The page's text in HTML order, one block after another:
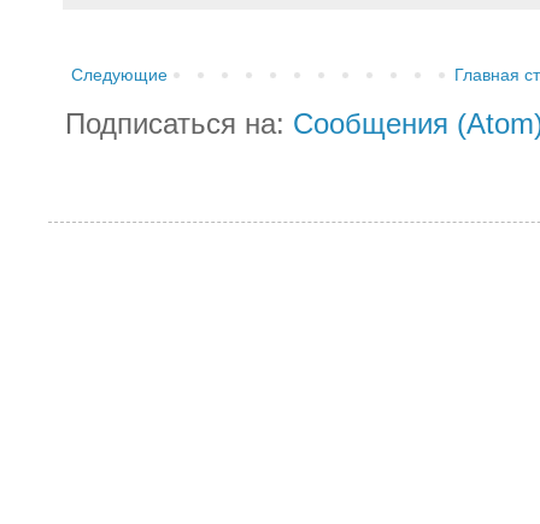
Следующие Главная
Подписаться на: Сообщения